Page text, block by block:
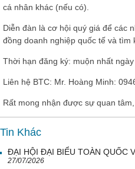
cá nhân khác (nếu có).
Diễn đàn là cơ hội quý giá để các
đồng doanh nghiệp quốc tế và
Thời hạn đăng ký: muộn nhất
Liên hệ BTC: Mr. Hoàng Minh:
Rất mong nhận được sự quan
Tin Khác
ĐẠI HỘI ĐẠI BIỂU TOÀN QUỐC
27/07/2026